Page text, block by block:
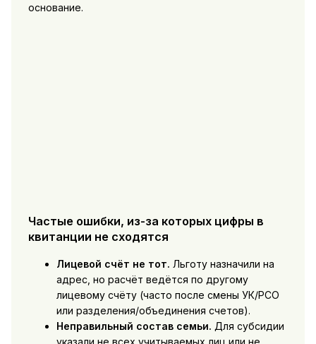
основание.
Частые ошибки, из-за которых цифры в
квитанции не сходятся
Лицевой счёт не тот. Льготу назначили на
адрес, но расчёт ведётся по другому
лицевому счёту (часто после смены УК/РСО
или разделения/объединения счетов).
Неправильный состав семьи. Для субсидии
указали не всех учитываемых лиц или не